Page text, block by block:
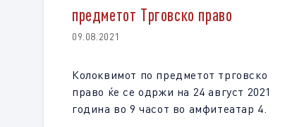
предметот Tрговско право
09.08.2021
Колоквимот по предметот трговско
право ќе се одржи на 24 август 2021
година во 9 часот во амфитеатар 4.